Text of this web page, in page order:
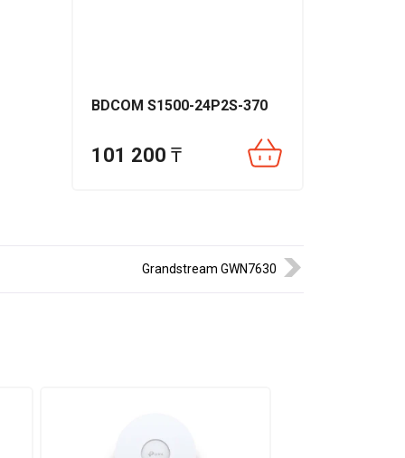
BDCOM S1500-24P2S-370
101 200 ₸
Grandstream GWN7630